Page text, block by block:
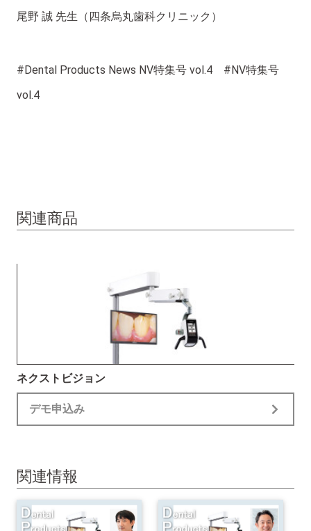
尾野 誠 先生（四条烏丸歯科クリニック）
#Dental Products News NV特集号 vol.4 #NV特集号
vol.4
関連商品
ネクストビジョン
デモ申込み
関連情報